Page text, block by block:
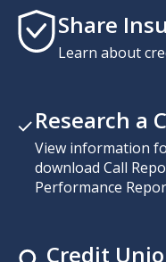
Share
Learn about
Research a
View information
download Call
Performance
Credit